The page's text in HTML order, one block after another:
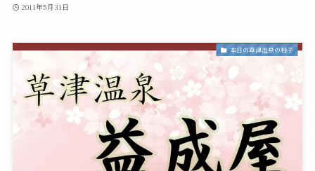
2011年5月31日
本日の草津温泉の様子